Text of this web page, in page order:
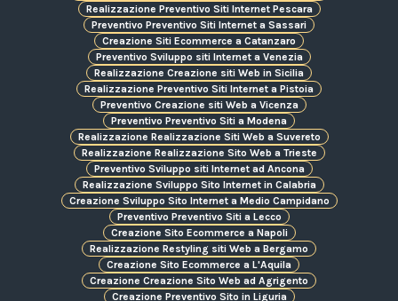
Realizzazione Preventivo Siti Internet Pescara
Preventivo Preventivo Siti Internet a Sassari
Creazione Siti Ecommerce a Catanzaro
Preventivo Sviluppo siti Internet a Venezia
Realizzazione Creazione siti Web in Sicilia
Realizzazione Preventivo Siti Internet a Pistoia
Preventivo Creazione siti Web a Vicenza
Preventivo Preventivo Siti a Modena
Realizzazione Realizzazione Siti Web a Suvereto
Realizzazione Realizzazione Sito Web a Trieste
Preventivo Sviluppo siti Internet ad Ancona
Realizzazione Sviluppo Sito Internet in Calabria
Creazione Sviluppo Sito Internet a Medio Campidano
Preventivo Preventivo Siti a Lecco
Creazione Sito Ecommerce a Napoli
Realizzazione Restyling siti Web a Bergamo
Creazione Sito Ecommerce a L'Aquila
Creazione Creazione Sito Web ad Agrigento
Creazione Preventivo Sito in Liguria